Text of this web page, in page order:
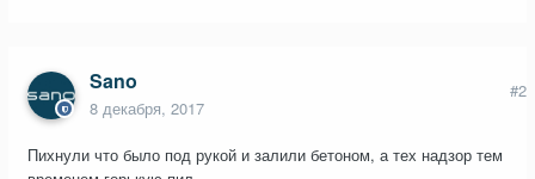
Sano
8 декабря, 2017
#2
Пихнули что было под рукой и залили бетоном, а тех надзор тем